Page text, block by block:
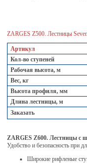
ZARGES Z500. Лестницы
Артикул
Кол-во ступеней
Рабочая высота, м
Вес, кг
Высота профиля, мм
Длина лестницы, м
Заказать
ZARGES Z600. Лестницы с
Удобство и безопасность при
Широкие рифленые